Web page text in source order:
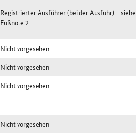
Registrierter Ausführer (bei der Ausfuhr) –
Fußnote 2
Nicht vorgesehen
Nicht vorgesehen
Nicht vorgesehen
Nicht vorgesehen